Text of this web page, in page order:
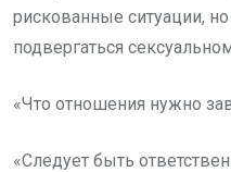
рискованные ситуации,
подвергаться
«Что отношения нужно
«Следует быть